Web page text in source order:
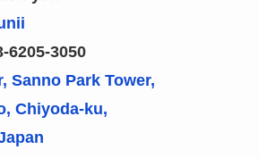
6205-3050
Sanno Park Tower,
Chiyoda-ku,